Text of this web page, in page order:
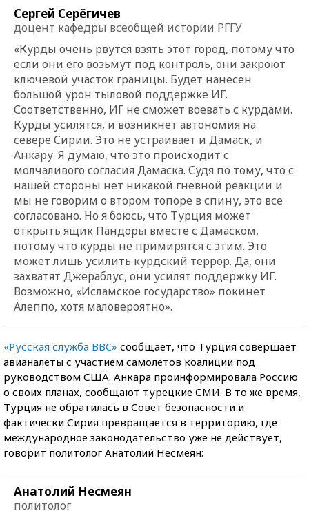
Сергей Серёгичев
доцент кафедры всеобщей истории РГГУ
«Курды очень рвутся взять этот город, потому что
если они его возьмут под контроль, они закроют
ключевой участок границы. Будет нанесен
большой урон тыловой поддержке ИГ.
Соответственно, ИГ не сможет воевать с курдами.
Курды усилятся, и возникнет автономия на
севере Сирии. Это не устраивает и Дамаск, и
Анкару. Я думаю, что это происходит с
молчаливого согласия Дамаска. Судя по тому, что с
нашей стороны нет никакой гневной реакции и
мы не говорим о втором топоре в спину, это все
согласовано. Но я боюсь, что Турция может
открыть ящик Пандоры вместе с Дамаском,
потому что курды не примирятся с этим. Это
может лишь усилить курдский террор. Да, они
захватят Джераблус, они усилят поддержку ИГ.
Возможно, «Исламское государство» покинет
Алеппо, хотя маловероятно».
«Русская служба BBC» сообщает, что Турция совершает
авианалеты с участием самолетов коалиции под
руководством США. Анкара проинформировала Россию
о своих планах, сообщают турецкие СМИ. В то же время,
Турция не обратилась в Совет безопасности и
фактически Сирия превращается в территорию, где
международное законодательство уже не действует,
говорит политолог Анатолий Несмеян:
Анатолий Несмеян
политолог